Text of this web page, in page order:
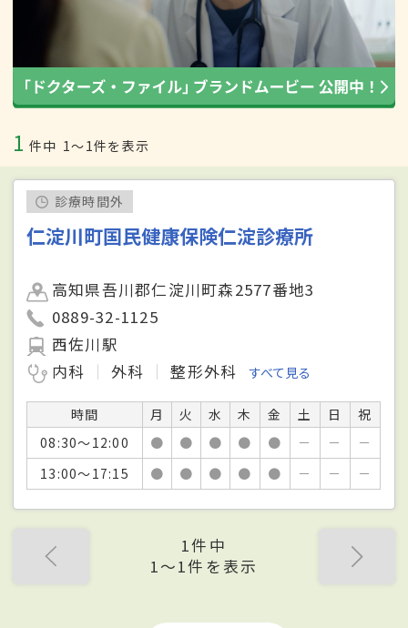
1 件中 1〜1件を表示
診療時間外
仁淀川町国民健康保険仁淀診療所
高知県吾川郡仁淀川町森2577番地3
0889-32-1125
西佐川駅
内科
外科 整形外科 すべて見る
時間 月 火 水 木 金 土 日
祝
08:30～12:00
● ● ● ● ● － －
－
13:00～17:15
● ● ● ● ● － － －
1件中
1〜1件を表示